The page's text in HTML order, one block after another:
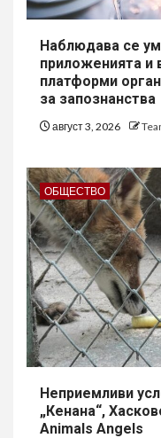
Наблюдава се
приложенията и
платформи
за запознанства
август 3, 2026
ОБЩЕСТВО
Неприемливи
„Кенана“,
Animals Angels